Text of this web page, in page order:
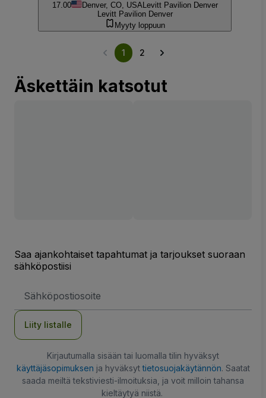
17.00 Denver, CO, USALevitt Pavilion Denver
Levitt Pavilion Denver
Myyty loppuun
1 2
Äskettäin katsotut
Saa ajankohtaiset tapahtumat ja tarjoukset suoraan
sähköpostiisi
Liity listalle
Kirjautumalla sisään tai luomalla tilin hyväksyt
käyttäjäsopimuksen ja hyväksyttietosuojakäytännön. Saatat
saada meiltä tekstiviesti-ilmoituksia, ja voit milloin tahansa
kieltäytyä niistä.